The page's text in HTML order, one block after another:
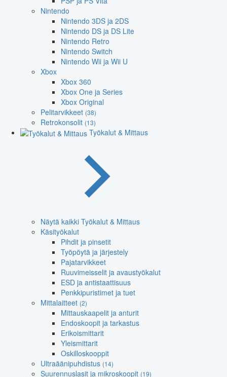
Nintendo
Nintendo 3DS ja 2DS
Nintendo DS ja DS Lite
Nintendo Retro
Nintendo Switch
Nintendo Wii ja Wii U
Xbox
Xbox 360
Xbox One ja Series
Xbox Original
Pelitarvikkeet (38)
Retrokonsolit (13)
Työkalut & Mittaus
Näytä kaikki Työkalut & Mittaus
Käsityökalut
Pihdit ja pinsetit
Työpöytä ja järjestely
Pajatarvikkeet
Ruuvimeisselit ja avaustyökalut
ESD ja antistaattisuus
Penkkipuristimet ja tuet
Mittalaitteet (2)
Mittauskaapelit ja anturit
Endoskoopit ja tarkastus
Erikoismittarit
Yleismittarit
Oskilloskooppit
Ultraäänipuhdistus (14)
Suurennuslasit ja mikroskoopit (19)